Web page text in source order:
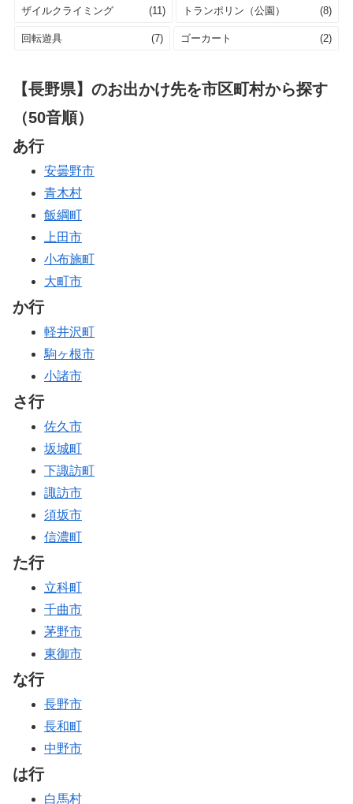
ザイルクライミング (11) トランポリン（公園） (8)
回転遊具 (7) ゴーカート (2)
【長野県】のお出かけ先を市区町村から探す
（50音順）
あ行
安曇野市
青木村
飯綱町
上田市
小布施町
大町市
か行
軽井沢町
駒ヶ根市
小諸市
さ行
佐久市
坂城町
下諏訪町
諏訪市
須坂市
信濃町
た行
立科町
千曲市
茅野市
東御市
な行
長野市
長和町
中野市
は行
白馬村